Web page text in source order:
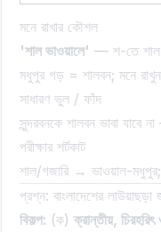
মনে রাখার কৌশল
'শাল ভাওয়ালে' — শ-তে
মধুপুর গড় = শালবন; মনে রাখুন
সাধারণ ভুল / ফাঁদ
সুন্দরবনকে শালবন ভাবা যাবে
পরীক্ষার শর্টকাট
শাল/গজারি → ভাওয়াল-মধুপুর;
প্রশ্ন: বাংলাদেশের
বিকল্প: (ক) ক্রান্তীয়,